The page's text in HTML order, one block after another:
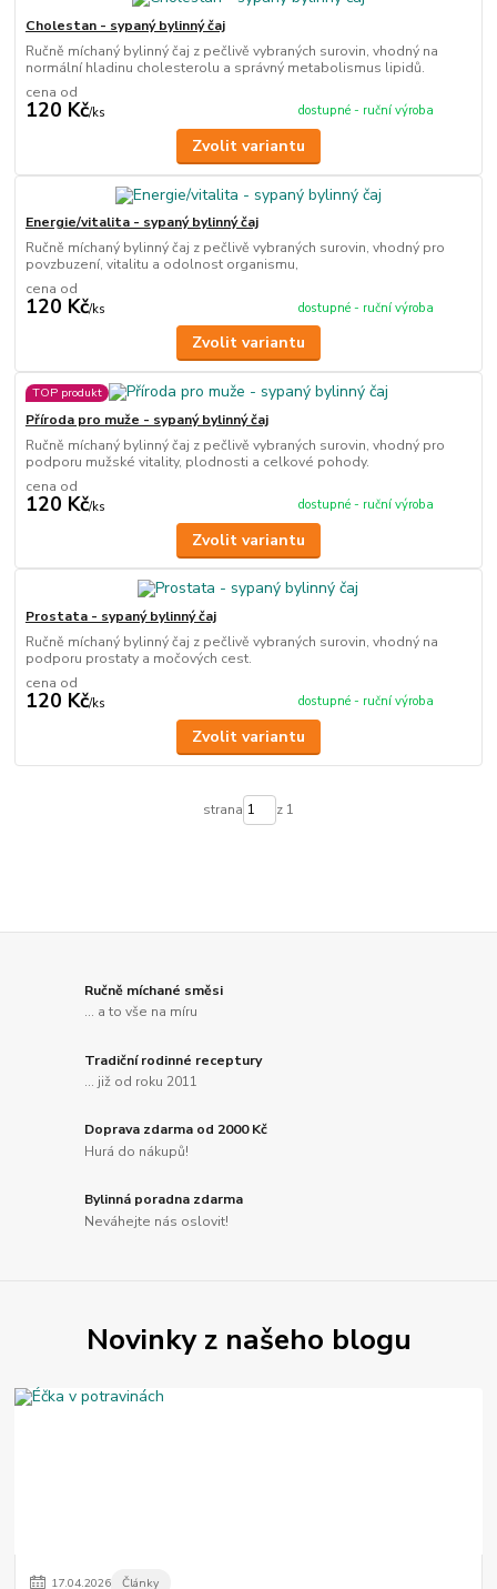
Cholestan - sypaný bylinný čaj
Ručně míchaný bylinný čaj z pečlivě vybraných surovin, vhodný na
normální hladinu cholesterolu a správný metabolismus lipidů.
cena od
120 Kč/ks dostupné - ruční výroba
Zvolit variantu
Energie/vitalita - sypaný bylinný čaj
Ručně míchaný bylinný čaj z pečlivě vybraných surovin, vhodný pro
povzbuzení, vitalitu a odolnost organismu,
cena od
120 Kč/ks dostupné - ruční výroba
Zvolit variantu
TOP produkt
Příroda pro muže - sypaný bylinný čaj
Ručně míchaný bylinný čaj z pečlivě vybraných surovin, vhodný pro
podporu mužské vitality, plodnosti a celkové pohody.
cena od
120 Kč/ks dostupné - ruční výroba
Zvolit variantu
Prostata - sypaný bylinný čaj
Ručně míchaný bylinný čaj z pečlivě vybraných surovin, vhodný na
podporu prostaty a močových cest.
cena od
120 Kč/ks dostupné - ruční výroba
Zvolit variantu
strana z 1
Ručně míchané směsi
... a to vše na míru
Tradiční rodinné receptury
... již od roku 2011
Doprava zdarma od 2000 Kč
Hurá do nákupů!
Bylinná poradna zdarma
Neváhejte nás oslovit!
Novinky z našeho blogu
17.04.2026 Články